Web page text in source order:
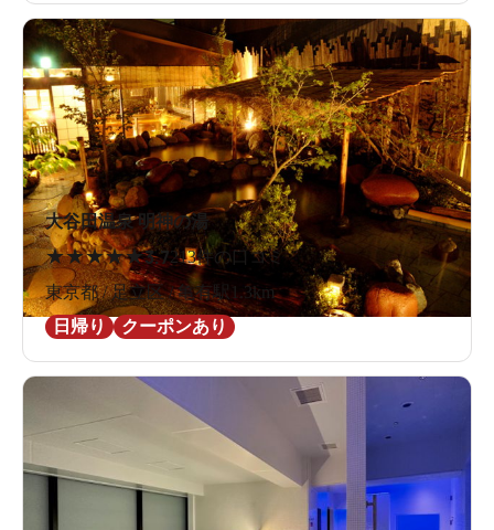
大谷田温泉 明神の湯
★★★★★3.7213件の口コミ
東京都 / 足立区 / 亀有駅1.3km
日帰り
クーポンあり